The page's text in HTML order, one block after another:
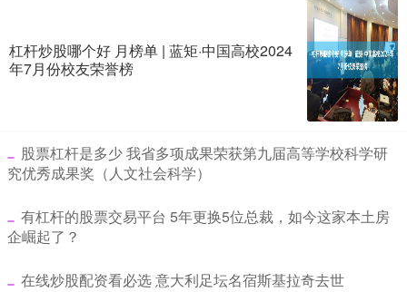
杠杆炒股哪个好 月榜单 | 蓝矩·中国高校2024
年7月份校友荣誉榜
​股票杠杆是多少 我省多项成果荣获第九届高等学校科学研
究优秀成果奖（人文社会科学）
​有杠杆的股票交易平台 5年更换5位总裁，如今这家本土房
企崛起了？
​在线炒股配资看必选 意大利足坛名宿斯基拉奇去世